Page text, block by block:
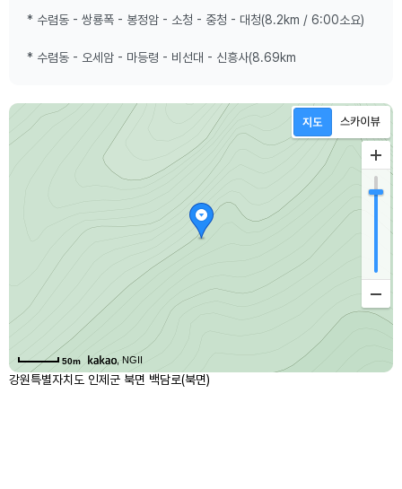
* 수렴동 - 쌍룡폭 - 봉정암 - 소청 - 중청 - 대청(8.2km / 6:00소요)
* 수렴동 - 오세암 - 마등령 - 비선대 - 신흥사(8.69km
50m , NGII
강원특별자치도 인제군 북면 백담로(북면)